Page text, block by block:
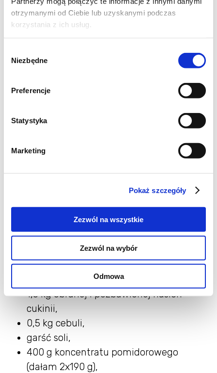
otrzymanymi od Ciebie lub uzyskanymi podczas
korzystania z ich usług.
zgody
Niezbędne
Preferencje
Statystyka
Marketing
Pokaż szczegóły
Zezwól na wszystkie
Zezwól na wybór
Odmowa
1,5 kg obranej i pozbawionej nasion
cukinii,
0,5 kg cebuli,
garść soli,
400 g koncentratu pomidorowego
(dałam 2x190 g),